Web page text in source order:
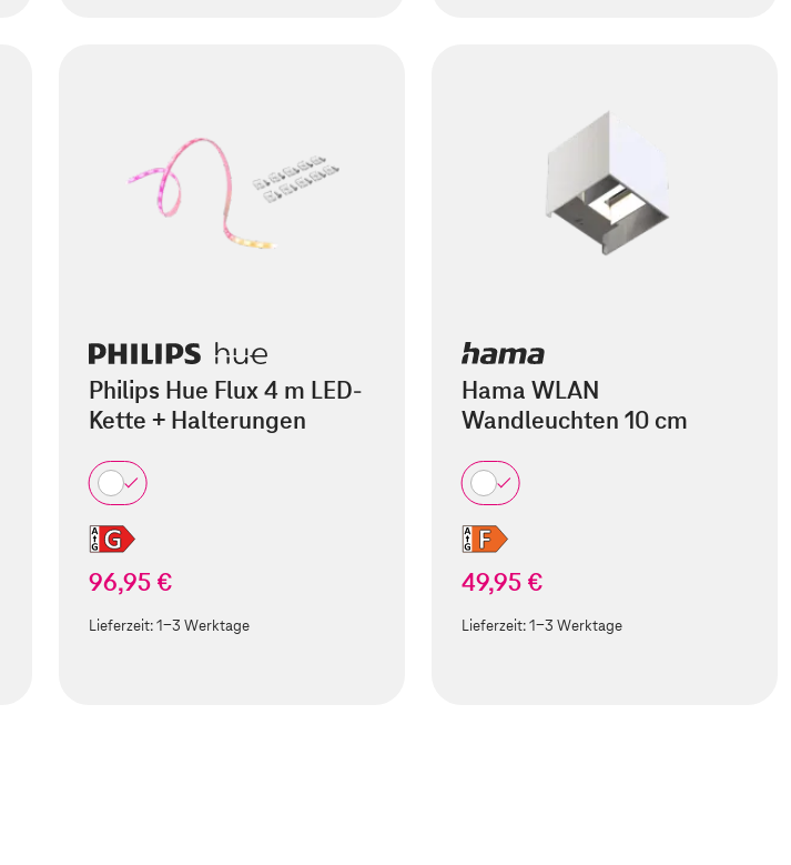
Philips Hue Flux 4 m LED-
Kette + Halterungen
96,95 €
Lieferzeit:1-3 Werktage
Hama WLAN
Wandleuchten 10 cm
49,95 €
Lieferzeit:1-3 Werktage